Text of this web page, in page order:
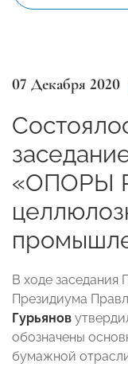
07 Декабря 2020
«ОПОРЫ
В ходе заседания
Президиума
Гурьянов
обозначены
бумажной